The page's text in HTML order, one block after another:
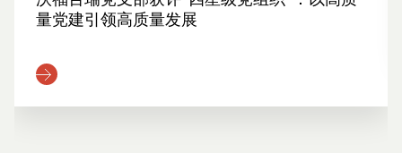
量党建引领高质量发展